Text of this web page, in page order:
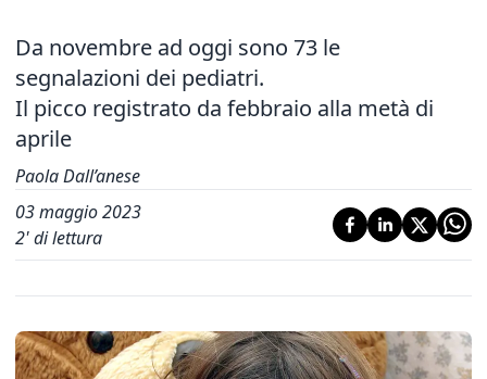
Da novembre ad oggi sono 73 le
segnalazioni dei pediatri.
Il picco registrato da febbraio alla metà di
aprile
Paola Dall’anese
03 maggio 2023
2' di lettura